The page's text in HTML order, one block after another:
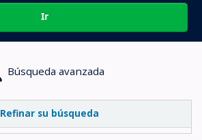
Ir
Búsqueda avanzada
Refinar su búsqueda